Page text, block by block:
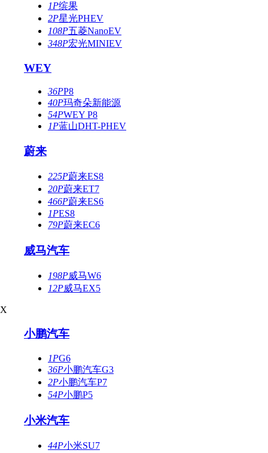
1P缤果
2P星光PHEV
108P五菱NanoEV
348P宏光MINIEV
WEY
36PP8
40P玛奇朵新能源
54PWEY P8
1P蓝山DHT-PHEV
蔚来
225P蔚来ES8
20P蔚来ET7
466P蔚来ES6
1PES8
79P蔚来EC6
威马汽车
198P威马W6
12P威马EX5
X
小鹏汽车
1PG6
36P小鹏汽车G3
2P小鹏汽车P7
54P小鹏P5
小米汽车
44P小米SU7